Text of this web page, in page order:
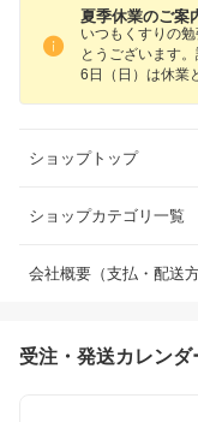
夏季休業のご案
いつもくすりの
とうございます
6日（日）は休業
ショップトップ
ショップカテゴリ一覧
会社概要（支払・配送方
受注・発送カレンダ